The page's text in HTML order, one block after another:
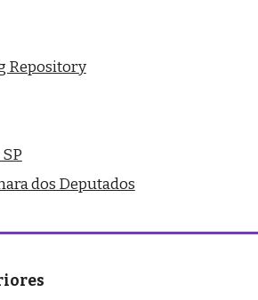
Repository
dos Deputados